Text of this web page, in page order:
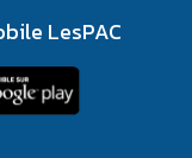
LesPAC